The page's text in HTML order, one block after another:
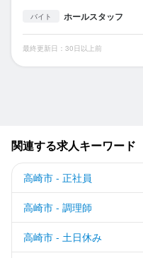
バイト ホールスタッフ
最終更新日：30日以上前
関連する求人キーワード
高崎市 - 正社員
高崎市 - 調理師
高崎市 - 土日休み